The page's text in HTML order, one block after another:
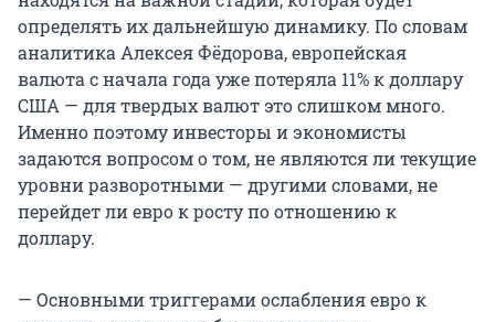
определять их дальнейшую динамику. По словам
аналитика Алексея Фёдорова, европейская
валюта с начала года уже потеряла 11% к доллару
США — для твердых валют это слишком много.
Именно поэтому инвесторы и экономисты
задаются вопросом о том, не являются ли текущие
уровни разворотными — другими словами, не
перейдет ли евро к росту по отношению к
доллару.
— Основными триггерами ослабления евро к